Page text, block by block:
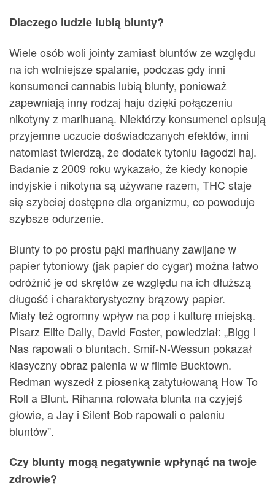
Dlaczego ludzie lubią blunty?
Wiele osób woli jointy zamiast bluntów ze względu
na ich wolniejsze spalanie, podczas gdy inni
konsumenci cannabis lubią blunty, ponieważ
zapewniają inny rodzaj haju dzięki połączeniu
nikotyny z marihuaną. Niektórzy konsumenci opisują
przyjemne uczucie doświadczanych efektów, inni
natomiast twierdzą, że dodatek tytoniu łagodzi haj.
Badanie z 2009 roku wykazało, że kiedy konopie
indyjskie i nikotyna są używane razem, THC staje
się szybciej dostępne dla organizmu, co powoduje
szybsze odurzenie.
Blunty to po prostu pąki marihuany zawijane w
papier tytoniowy (jak papier do cygar) można łatwo
odróżnić je od skrętów ze względu na ich dłuższą
długość i charakterystyczny brązowy papier.
Miały też ogromny wpływ na pop i kulturę miejską.
Pisarz Elite Daily, David Foster, powiedział: „Bigg i
Nas rapowali o bluntach. Smif-N-Wessun pokazał
klasyczny obraz palenia w w filmie Bucktown.
Redman wyszedł z piosenką zatytułowaną How To
Roll a Blunt. Rihanna rolowała blunta na czyjejś
głowie, a Jay i Silent Bob rapowali o paleniu
bluntów”.
Czy blunty mogą negatywnie wpłynąć na twoje
zdrowie?